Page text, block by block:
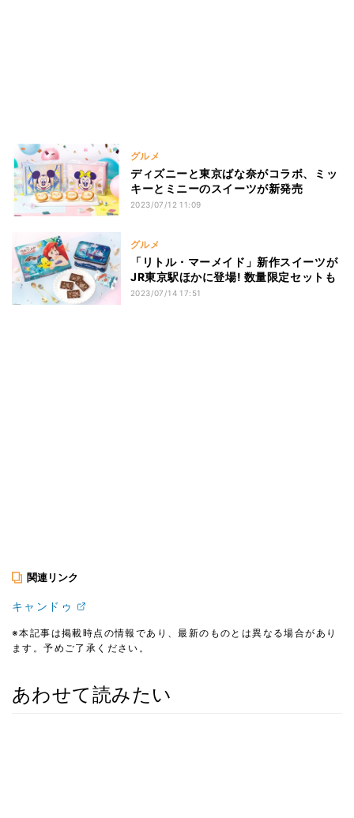
グルメ
ディズニーと東京ばな奈がコラボ、ミッ
キーとミニーのスイーツが新発売
2023/07/12 11:09
グルメ
「リトル・マーメイド」新作スイーツが
JR東京駅ほかに登場! 数量限定セットも
2023/07/14 17:51
関連リンク
キャンドゥ
※本記事は掲載時点の情報であり、最新のものとは異なる場合があり
ます。予めご了承ください。
あわせて読みたい